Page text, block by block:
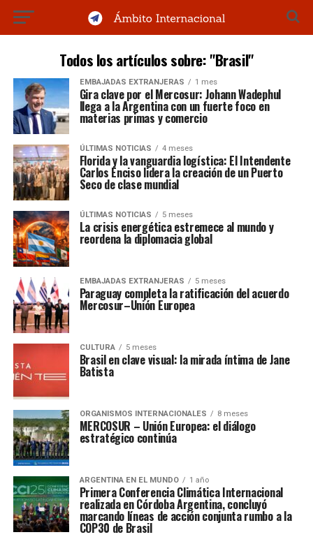
Todos los artículos sobre: "Brasil"
EMBAJADAS EXTRANJERAS 1 mes
Gira clave por el Mercosur: Johann Wadephul
llega a la Argentina con un fuerte foco en
materias primas y comercio
ÚLTIMAS NOTICIAS 4 meses
Florida y la vanguardia logística: El Intendente
Carlos Enciso lidera la creación de un Puerto
Seco de clase mundial
ÚLTIMAS NOTICIAS 5 meses
La crisis energética estremece al mundo y
reordena la diplomacia global
EMBAJADAS EXTRANJERAS 5 meses
Paraguay completa la ratificación del acuerdo
Mercosur–Unión Europea
CULTURA 5 meses
Brasil en clave visual: la mirada íntima de Jane
Batista
ORGANISMOS INTERNACIONALES 8 meses
MERCOSUR – Unión Europea: el diálogo
estratégico continúa
ARGENTINA EN EL MUNDO 1 año
Primera Conferencia Climática Internacional
realizada en Córdoba Argentina, concluyó
marcando líneas de acción conjunta rumbo a la
COP30 de Brasil